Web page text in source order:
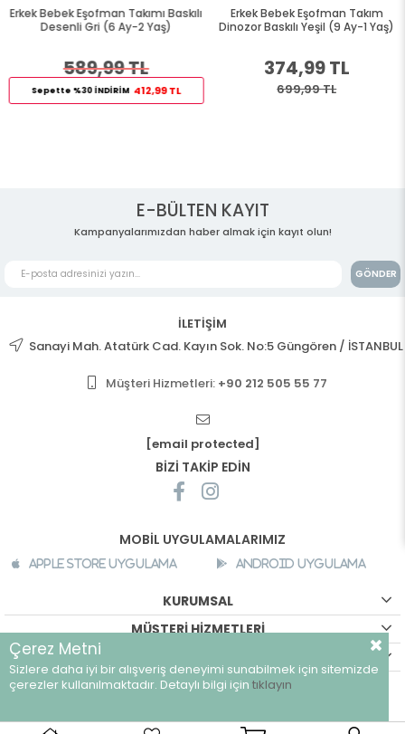
Erkek Bebek Eşofman Takımı Baskılı
Desenli Gri (6 Ay-2 Yaş)
589,99 TL
Sepette %30 İNDİRİM 412,99 TL
Erkek Bebek Eşofman Takım
Dinozor Baskılı Yeşil (9 Ay-1 Yaş)
374,99 TL
699,99 TL
E-BÜLTEN KAYIT
Kampanyalarımızdan haber almak için kayıt olun!
GÖNDER
İLETİŞİM
Sanayi Mah. Atatürk Cad. Kayın Sok. No:5 Güngören / İSTANBUL
Müşteri Hizmetleri: +90 212 505 55 77
[email protected]
BİZİ TAKİP EDİN
MOBİL UYGULAMALARIMIZ
Apple Store Uygulama Android Uygulama
KURUMSAL
MÜŞTERİ HİZMETLERİ
©breeze.com.tr - Tüm hakları saklıdır.
Çerez Metni
Sizlere daha iyi bir alışveriş deneyimi sunabilmek için sitemizde
çerezler kullanılmaktadır. Detaylı bilgi için tıklayın